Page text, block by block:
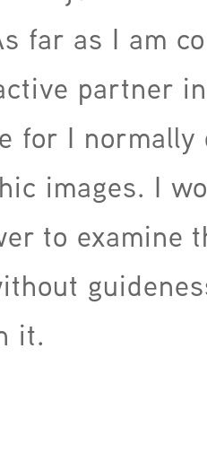
far as I am
partner
for I
images. I
to examine
it.